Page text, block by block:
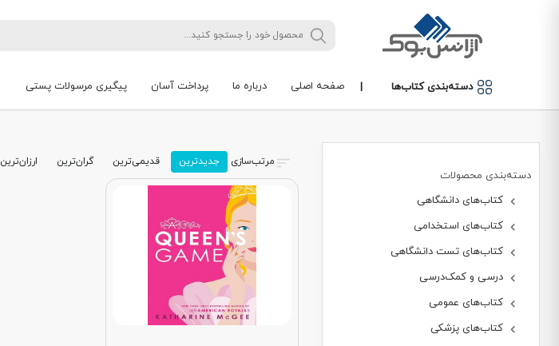
دسته‌بندی کتاب‌ها | صفحه اصلی درباره ما پرداخت آسان پیگیری مرسولات پستی
دسته‌بندی محصولات
کتاب‌های دانشگاهی
کتاب‌های استخدامی
کتاب‌های تست دانشگاهی
درسی و کمک‌درسی
کتاب‌های عمومی
کتاب‌های پزشکی
مرتب‌سازی جدیدترین قدیمی‌ترین گران‌ترین ارزان‌ترین